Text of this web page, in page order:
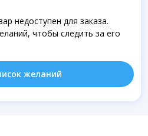
недоступен для заказа.
чтобы следить за его
желаний